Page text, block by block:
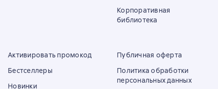
Корпоративная
библиотека
Активировать промокод
Бестселлеры
Новинки
Публичная оферта
Политика обработки
персональных данных